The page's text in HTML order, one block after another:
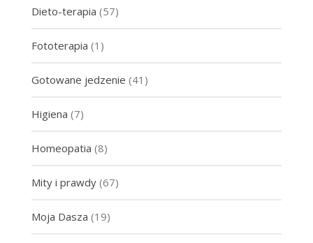
Dieto-terapia (57)
Fototerapia (1)
Gotowane jedzenie (41)
Higiena (7)
Homeopatia (8)
Mity i prawdy(67)
Moja Dasza (19)